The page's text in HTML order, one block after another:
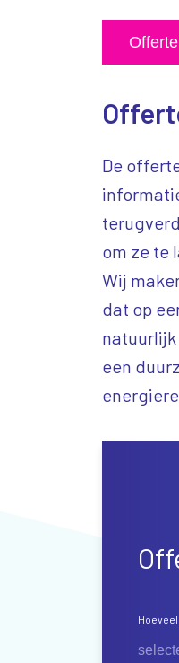
De
om ze te
Wij
dat op
een